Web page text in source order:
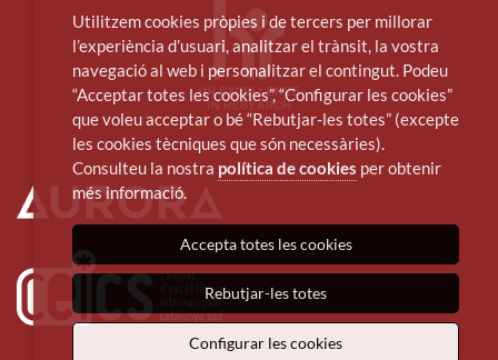
Utilitzem cookies pròpies i de tercers per millorar
l’experiència d’usuari, analitzar el trànsit, la vostra
navegació al web i personalitzar el contingut. Podeu
“Acceptar totes les cookies”, “Configurar les cookies”
que voleu acceptar o bé “Rebutjar-les totes” (excepte
les cookies tècniques que són necessàries).
Consulteu la nostra política de cookies per obtenir
més informació.
Accepta totes les cookies
Rebutjar-les totes
Configurar les cookies